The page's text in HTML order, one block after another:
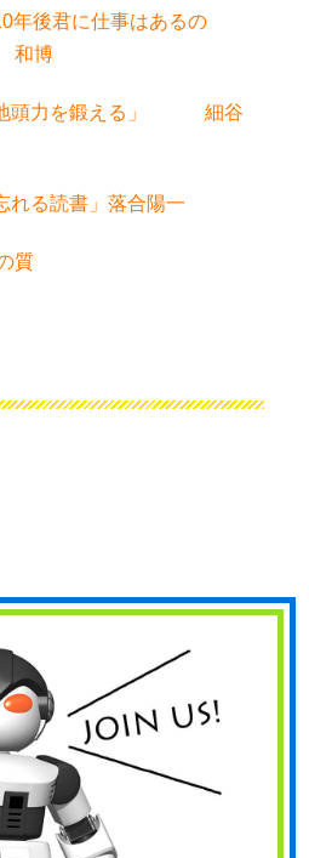
後君に仕事はあるの
和博
頭力を鍛える」 細谷
る読書」落合陽一
質